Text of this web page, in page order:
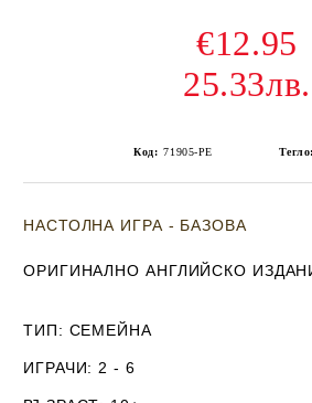
€12.95
25.33лв.
Код: 71905-PE Тегло:
НАСТОЛНА ИГРА - БАЗОВА
ОРИГИНАЛНО АНГЛИЙСКО
ТИП: СЕМЕЙНА
ИГРАЧИ: 2 - 6